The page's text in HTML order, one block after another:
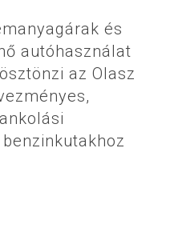
és
autóhasználat
az Olasz